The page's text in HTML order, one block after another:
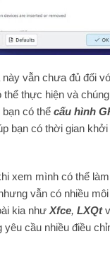
vẫn chưa đủ đối
thực hiện và
có thể cấu hình
bạn có thời gian
xem mình có thể
vẫn có nhiều
kia như Xfce, LXQt
cầu nhiều điều